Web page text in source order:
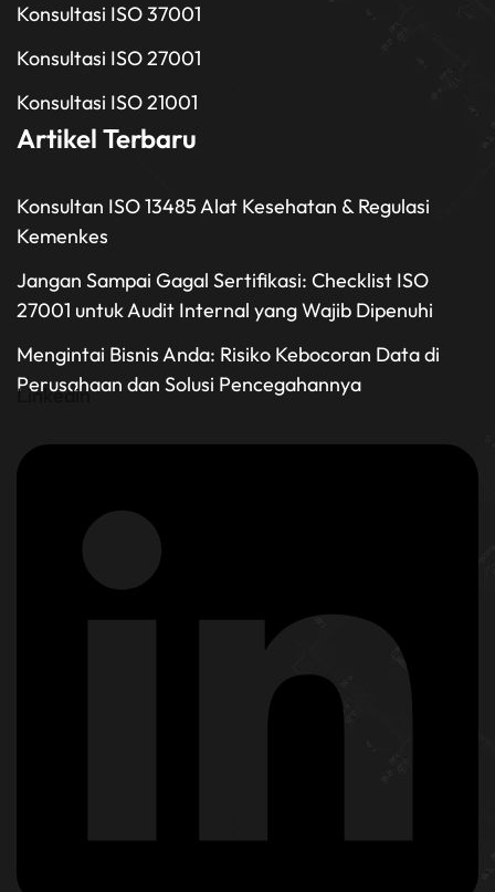
Konsultasi ISO 37001
Konsultasi ISO 27001
Konsultasi ISO 21001
Artikel Terbaru
Konsultan ISO 13485 Alat Kesehatan & Regulasi
Kemenkes
Jangan Sampai Gagal Sertifikasi: Checklist ISO
27001 untuk Audit Internal yang Wajib Dipenuhi
Mengintai Bisnis Anda: Risiko Kebocoran Data di
Perusahaan dan Solusi Pencegahannya
Linkedin